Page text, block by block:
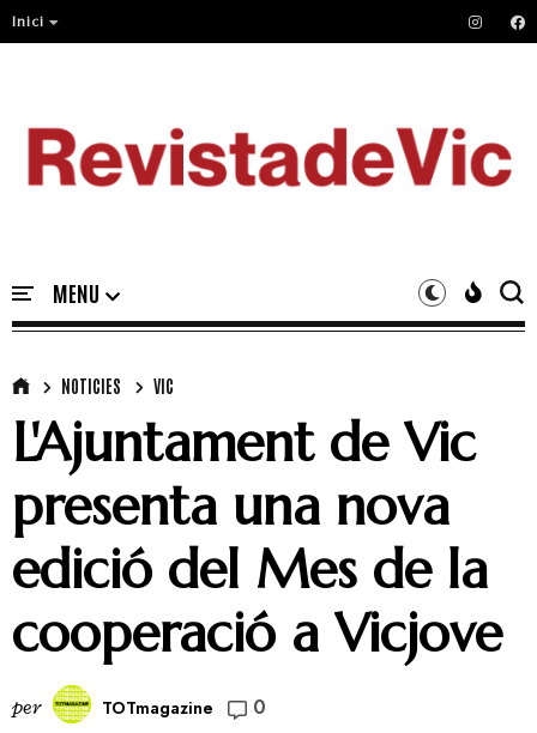
Inici
NOTICIES VIC
L'Ajuntament de Vic
presenta una nova
edició del Mes de la
cooperació a Vicjove
per TOTmagazine 0